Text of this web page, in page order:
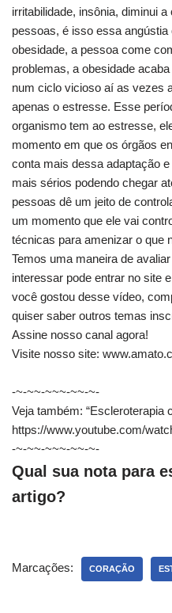
irritabilidade, insônia, diminui
pessoas, é isso essa
obesidade, a pessoa come
problemas, a obesidade
num ciclo vicioso aí as vezes
apenas o estresse. Esse
organismo tem ao estresse,
momento em que os órgãos
conta mais dessa adaptação
mais sérios podendo chegar
pessoas dê um jeito de
um momento que ele vai
técnicas para amenizar o que
Temos uma maneira de
interessar pode entrar no site
você gostou desse vídeo,
quiser saber outros temas
Assine nosso canal agora!
Visite nosso site:
-~-~~-~~~-~~-~-
Veja também: “Escleroterapia
https://www.youtube.com/
-~-~~-~~~-~~-~-
Qual sua nota para
artigo?
Marcações: CORAÇÃO